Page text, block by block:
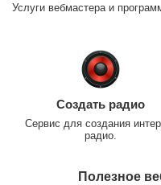
Услуги вебмастера и
Создать радио
Сервис для создания
радио.
Полезное